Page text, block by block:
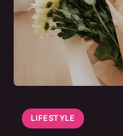
LIFESTYLE